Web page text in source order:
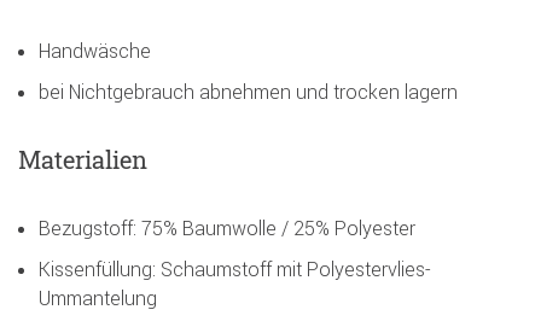
Handwäsche
bei Nichtgebrauch abnehmen und trocken lagern
Materialien
Bezugstoff: 75% Baumwolle / 25% Polyester
Kissenfüllung: Schaumstoff mit Polyestervlies-
Ummantelung